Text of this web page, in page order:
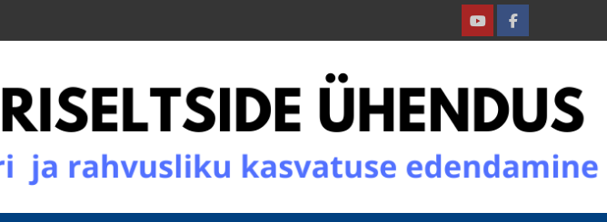
YoutubeFacebook